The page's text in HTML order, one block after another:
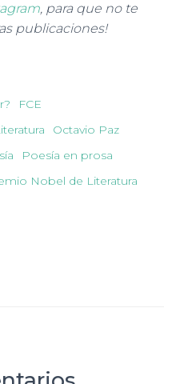
, para que no te
publicaciones!
FCE
Octavio Paz
Poesía en prosa
Nobel de Literatura